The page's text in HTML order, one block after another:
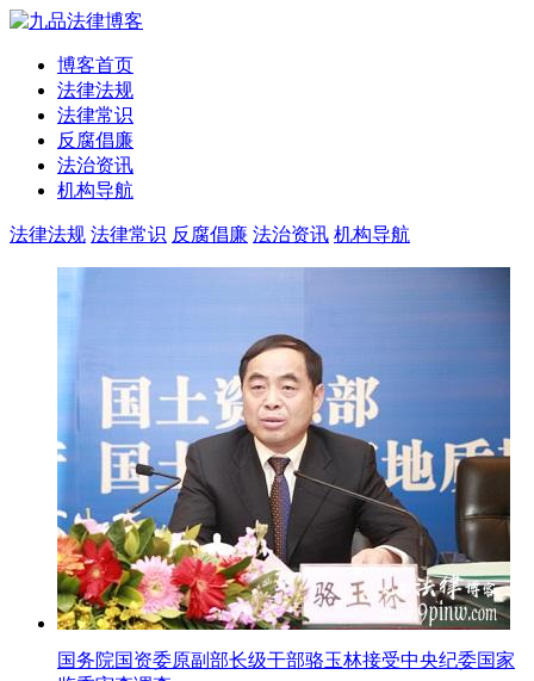
博客首页
法律法规
法律常识
反腐倡廉
法治资讯
机构导航
法律法规 法律常识 反腐倡廉 法治资讯 机构导航
国务院国资委原副部长级干部骆玉林接受中央纪委国家